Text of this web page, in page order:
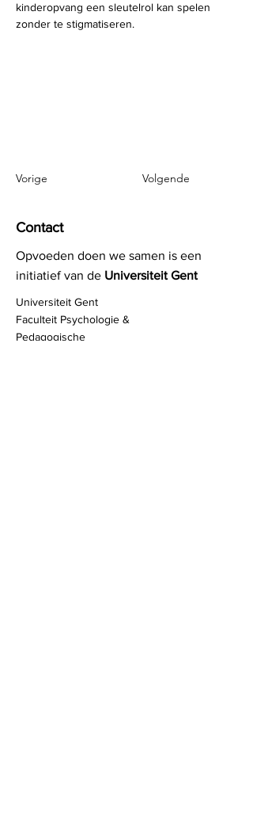
kinderopvang een sleutelrol kan spelen
zonder te stigmatiseren.
Vorige Volgende
Contact
Opvoeden doen we samen is een
initiatief van de Universiteit Gent
Universiteit Gent
Faculteit Psychologie &
Pedagogische